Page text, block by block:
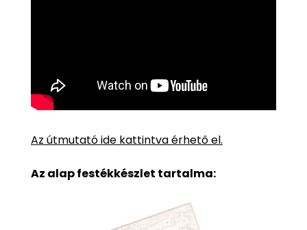
Az útmutató ide kattintva érhető el.
Az alap festékkészlet tartalma: